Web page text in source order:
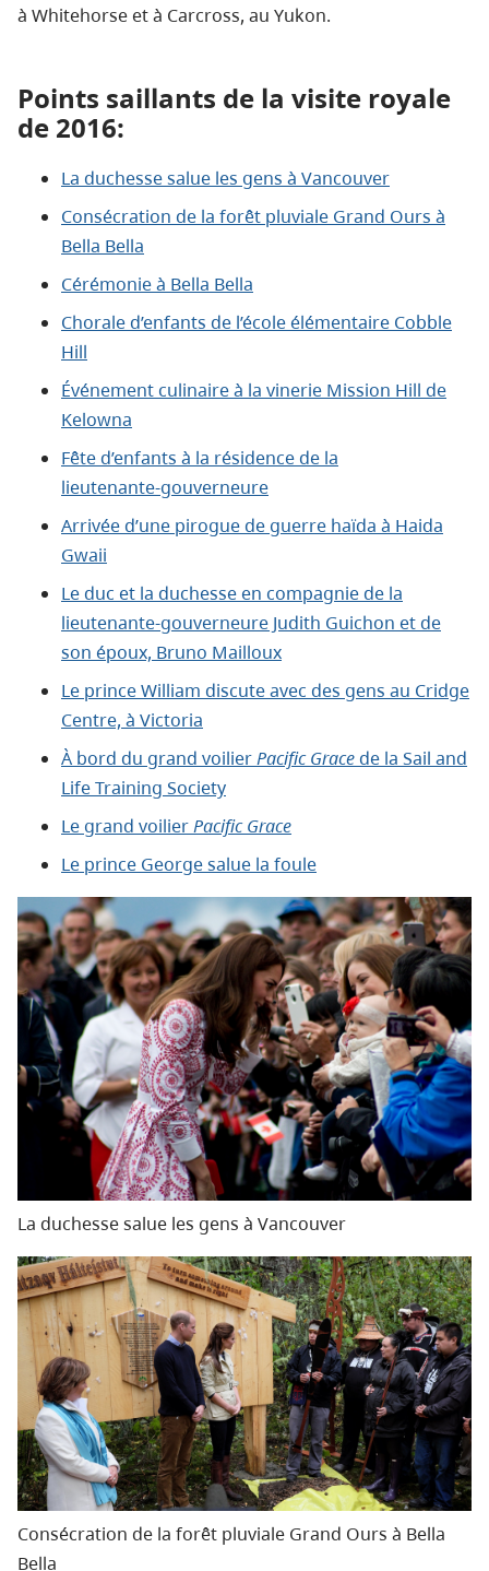
à Whitehorse et à Carcross, au Yukon.
Points saillants de la visite royale
de 2016:
La duchesse salue les gens à Vancouver
Consécration de la forêt pluviale Grand Ours à
Bella Bella
Cérémonie à Bella Bella
Chorale d’enfants de l’école élémentaire Cobble
Hill
Événement culinaire à la vinerie Mission Hill de
Kelowna
Fête d’enfants à la résidence de la
lieutenante‑gouverneure
Arrivée d’une pirogue de guerre haïda à Haida
Gwaii
Le duc et la duchesse en compagnie de la
lieutenante‑gouverneure Judith Guichon et de
son époux, Bruno Mailloux
Le prince William discute avec des gens au Cridge
Centre, à Victoria
À bord du grand voilierPacific Gracede la Sail and
Life Training Society
Le grand voilierPacific Grace
Le prince George salue la foule
La duchesse salue les gens à Vancouver
Consécration de la forêt pluviale Grand Ours à Bella
Bella